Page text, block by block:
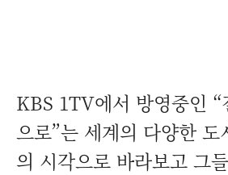
KBS 1TV에서 방영중인
으로”는 세계의 다양한 도
의 시각으로 바라보고 그